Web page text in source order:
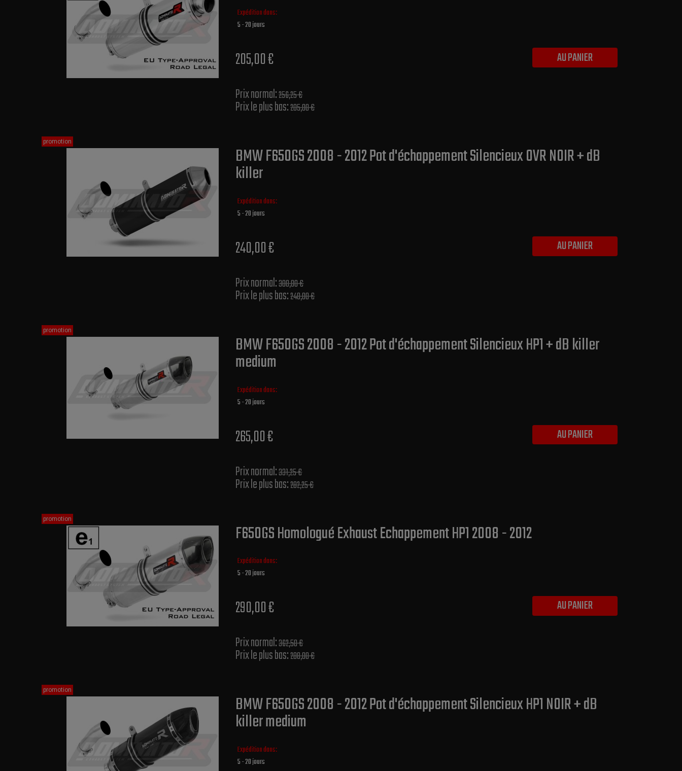
Expédition dans:
5 - 20 jours
205,00 €
Prix normal​:256,25 €
Prix le plus bas:205,00 €
AU PANIER
BMW F650GS 2008 - 2012 Pot d'échappement Silencieux OVR NOIR + dB
killer
Expédition dans:
5 - 20 jours
240,00 €
Prix normal​:300,00 €
Prix le plus bas:240,00 €
AU PANIER
promotion
BMW F650GS 2008 - 2012 Pot d'échappement Silencieux HP1 + dB killer
medium
Expédition dans:
5 - 20 jours
265,00 €
Prix normal​:331,25 €
Prix le plus bas:282,25 €
AU PANIER
promotion
F650GS Homologué Exhaust Echappement HP1 2008 - 2012
Expédition dans:
5 - 20 jours
290,00 €
Prix normal​:362,50 €
Prix le plus bas:288,00 €
AU PANIER
promotion
BMW F650GS 2008 - 2012 Pot d'échappement Silencieux HP1 NOIR + dB
killer medium
Expédition dans:
5 - 20 jours
promotion